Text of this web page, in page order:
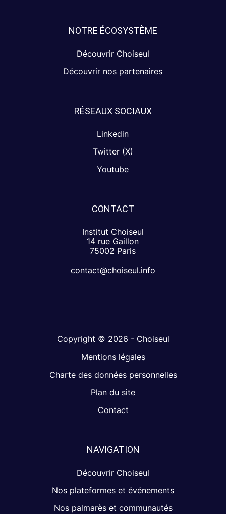
NOTRE ÉCOSYSTÈME
Découvrir Choiseul
Découvrir nos partenaires
RÉSEAUX SOCIAUX
Linkedin
Twitter (X)
Youtube
CONTACT
Institut Choiseul
14 rue Gaillon
75002 Paris
contact@choiseul.info
Copyright © 2026 - Choiseul
Mentions légales
Charte des données personnelles
Plan du site
Contact
NAVIGATION
Découvrir Choiseul
Nos plateformes et événements
Nos palmarès et communautés